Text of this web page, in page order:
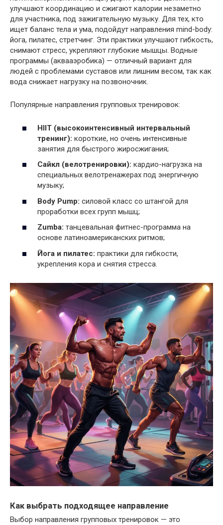
улучшают координацию и сжигают калории незаметно
для участника, под зажигательную музыку. Для тех, кто
ищет баланс тела и ума, подойдут направления mind-body:
йога, пилатес, стретчинг. Эти практики улучшают гибкость,
снимают стресс, укрепляют глубокие мышцы. Водные
программы (аквааэробика) — отличный вариант для
людей с проблемами суставов или лишним весом, так как
вода снижает нагрузку на позвоночник.
Популярные направления групповых тренировок:
HIIT (высокоинтенсивный интервальный
тренинг): короткие, но очень интенсивные
занятия для быстрого жиросжигания;
Сайкл (велотренировки): кардио-нагрузка на
специальных велотренажерах под энергичную
музыку;
Body Pump: силовой класс со штангой для
проработки всех групп мышц;
Zumba: танцевальная фитнес-программа на
основе латиноамериканских ритмов;
Йога и пилатес: практики для гибкости,
укрепления кора и снятия стресса.
Как выбрать подходящее направление
Выбор направления групповых тренировок — это